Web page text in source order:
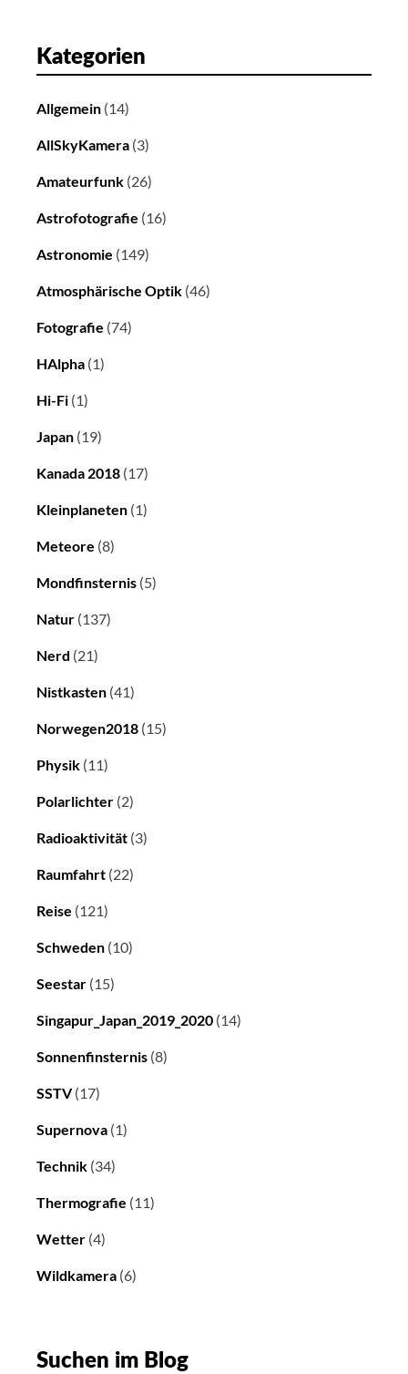
Kategorien
Allgemein (14)
AllSkyKamera (3)
Amateurfunk (26)
Astrofotografie (16)
Astronomie (149)
Atmosphärische Optik (46)
Fotografie (74)
HAlpha (1)
Hi-Fi (1)
Japan (19)
Kanada 2018 (17)
Kleinplaneten (1)
Meteore (8)
Mondfinsternis (5)
Natur (137)
Nerd (21)
Nistkasten (41)
Norwegen2018 (15)
Physik (11)
Polarlichter (2)
Radioaktivität (3)
Raumfahrt (22)
Reise (121)
Schweden (10)
Seestar (15)
Singapur_Japan_2019_2020 (14)
Sonnenfinsternis (8)
SSTV(17)
Supernova (1)
Technik (34)
Thermografie (11)
Wetter (4)
Wildkamera (6)
Suchen im Blog